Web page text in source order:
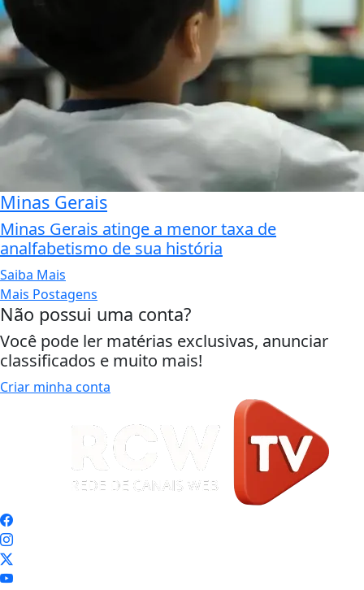
Minas Gerais
Minas Gerais atinge a menor taxa de
analfabetismo de sua história
Saiba Mais
Mais Postagens
Não possui uma conta?
Você pode ler matérias exclusivas, anunciar
classificados e muito mais!
Criar minha conta